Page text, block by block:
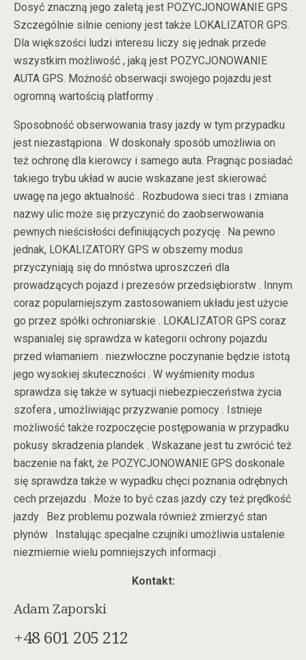
Dosyć znaczną jego zaletą jest POZYCJONOWANIE GPS .
Szczególnie silnie ceniony jest także LOKALIZATOR GPS.
Dla większości ludzi interesu liczy się jednak przede
wszystkim możliwość , jaką jest POZYCJONOWANIE
AUTA GPS. Możność obserwacji swojego pojazdu jest
ogromną wartością platformy .
Sposobność obserwowania trasy jazdy w tym przypadku
jest niezastąpiona . W doskonały sposób umożliwia on
też ochronę dla kierowcy i samego auta. Pragnąc posiadać
takiego trybu układ w aucie wskazane jest skierować
uwagę na jego aktualność . Rozbudowa sieci tras i zmiana
nazwy ulic może się przyczynić do zaobserwowania
pewnych nieścisłości definiujących pozycję . Na pewno
jednak, LOKALIZATORY GPS w obszerny modus
przyczyniają się do mnóstwa uproszczeń dla
prowadzących pojazd i prezesów przedsiębiorstw . Innym
coraz popularniejszym zastosowaniem układu jest użycie
go przez spółki ochroniarskie . LOKALIZATOR GPS coraz
wspanialej się sprawdza w kategorii ochrony pojazdu
przed włamaniem . niezwłoczne poczynanie będzie istotą
jego wysokiej skuteczności . W wyśmienity modus
sprawdza się także w sytuacji niebezpieczeństwa życia
szofera , umożliwiając przyzwanie pomocy . Istnieje
możliwość także rozpoczęcie postępowania w przypadku
pokusy skradzenia plandek . Wskazane jest tu zwrócić też
baczenie na fakt, że POZYCJONOWANIE GPS doskonale
się sprawdza także w wypadku chęci poznania odrębnych
cech przejazdu . Może to być czas jazdy czy też prędkość
jazdy . Bez problemu pozwala również zmierzyć stan
płynów . Instalując specjalne czujniki umożliwia ustalenie
niezmiernie wielu pomniejszych informacji .
Kontakt:
Adam Zaporski
+48 601 205 212